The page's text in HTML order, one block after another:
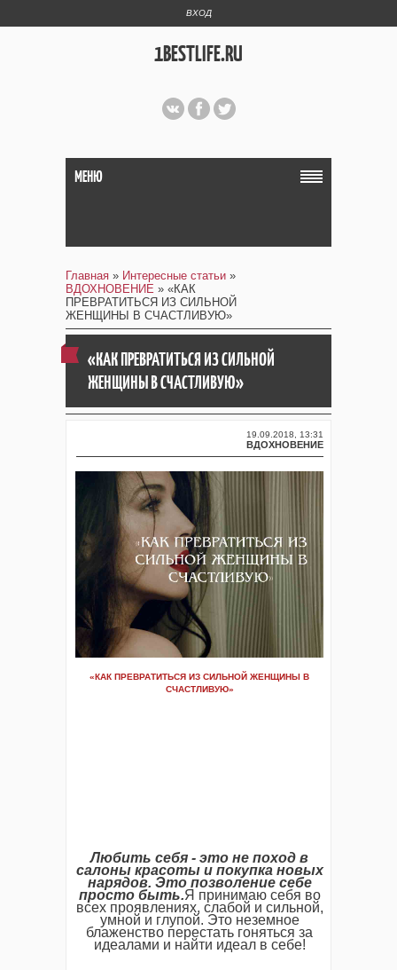
ВХОД
1BESTLIFE.RU
МЕНЮ
Главная » Интересные статьи »
ВДОХНОВЕНИЕ » «КАК
ПРЕВРАТИТЬСЯ ИЗ СИЛЬНОЙ
ЖЕНЩИНЫ В СЧАСТЛИВУЮ»
«КАК ПРЕВРАТИТЬСЯ ИЗ СИЛЬНОЙ
ЖЕНЩИНЫ В СЧАСТЛИВУЮ»
19.09.2018, 13:31
ВДОХНОВЕНИЕ
«КАК ПРЕВРАТИТЬСЯ ИЗ СИЛЬНОЙ ЖЕНЩИНЫ В
СЧАСТЛИВУЮ»
Любить себя - это не поход в
салоны красоты и покупка новых
нарядов. Это позволение себе
просто быть.Я принимаю себя во
всех проявлениях, слабой и сильной,
умной и глупой. Это неземное
блаженство перестать гоняться за
идеалами и найти идеал в себе!